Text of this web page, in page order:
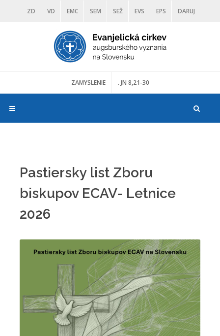
ZD VD EMC SEM SEŽ EVS EPS DARUJ
DIAKONIA ŠKOLY TRANOSCIUS
ZAMYSLENIE . JN 8,21-30
Pastiersky list Zboru
biskupov ECAV- Letnice
2026